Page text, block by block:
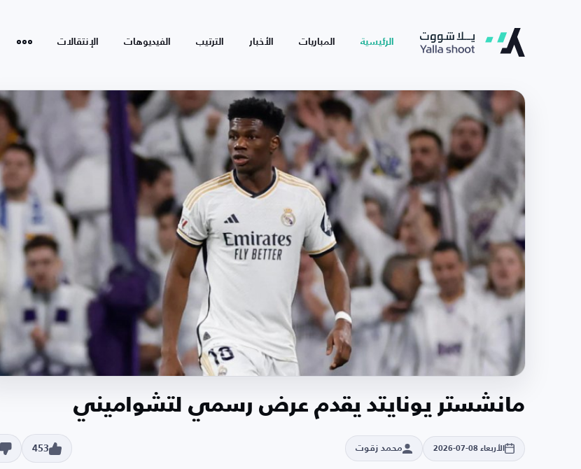
الرئيسية المباريات الأخبار الترتيب الفيديوهات الإنتقالات
مانشستر يونايتد يقدم عرض رسمي لتشواميني
الأربعاء 08-07-2026 محمد زقوت 453